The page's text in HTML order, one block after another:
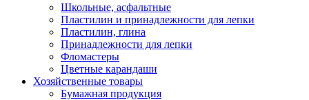
Школьные, асфальтные
Пластилин и принадлежности для лепки
Пластилин, глина
Принадлежности для лепки
Фломастеры
Цветные карандаши
Хозяйственные товары
Бумажная продукция